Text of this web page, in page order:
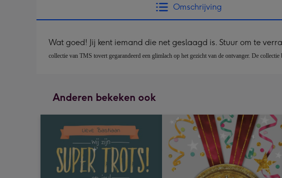
Omschrijving
Wat goed! Jij kent iemand die net geslaagd is. Stuur om te
collectie van TMS tovert gegarandeerd een glimlach op het gezicht van de ontvanger. De
Anderen bekeken ook